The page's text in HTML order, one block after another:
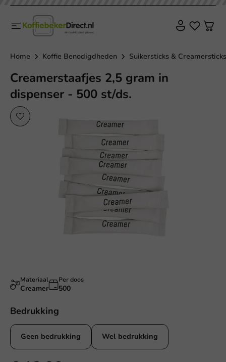
Home Koffie Benodigdheden Suikersticks & Creamersticks
Creamerstaafjes 2,5 gram in
dispenser - 500 st/ds.
Materiaal
Creamer
Per doos
500
Bedrukking
Geen bedrukking Wel bedrukking